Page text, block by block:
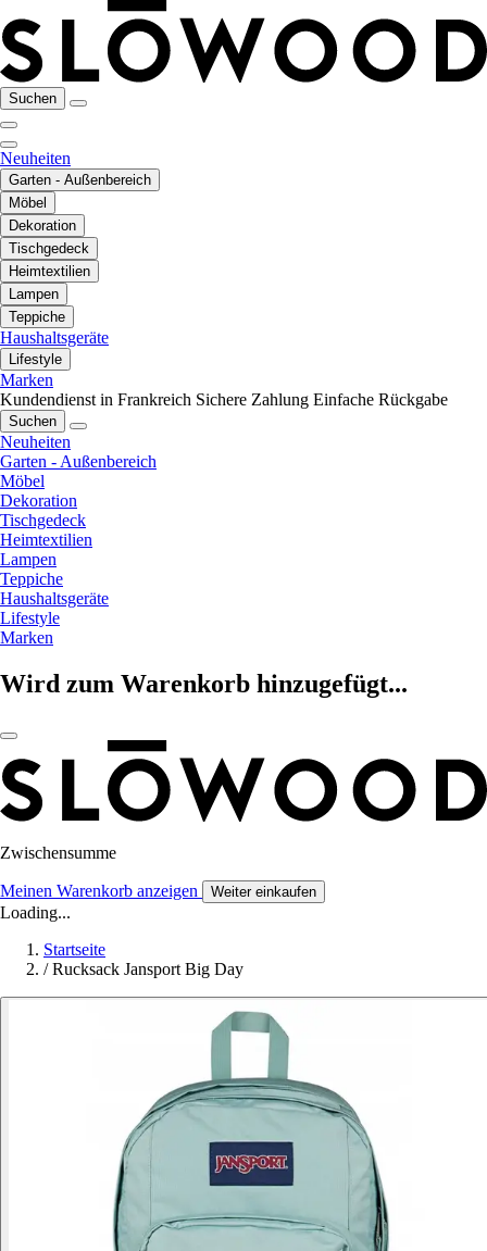
Suchen
Neuheiten
Garten - Außenbereich
Möbel
Dekoration
Tischgedeck
Heimtextilien
Lampen
Teppiche
Haushaltsgeräte
Lifestyle
Marken
Kundendienst in Frankreich Sichere Zahlung Einfache Rückgabe
Suchen
Neuheiten
Garten - Außenbereich
Möbel
Dekoration
Tischgedeck
Heimtextilien
Lampen
Teppiche
Haushaltsgeräte
Lifestyle
Marken
Wird zum Warenkorb hinzugefügt...
Zwischensumme
Meinen Warenkorb anzeigen Weiter einkaufen
Loading...
Startseite
/ Rucksack Jansport Big Day